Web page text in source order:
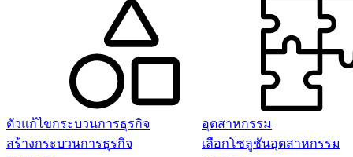
ตัวแก้ไขกระบวนการธุรกิจ
สร้างกระบวนการธุรกิจ
อุตสาหกรรม
เลือกโซลูชันอุตสาหกรรม